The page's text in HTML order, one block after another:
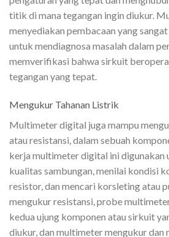
titik di mana tegangan ingin diukur.
menyediakan pembacaan yang
untuk mendiagnosa masalah dalam
memverifikasi bahwa sirkuit
tegangan yang tepat.
Mengukur Tahanan Listrik
Multimeter digital juga mampu
atau resistansi, dalam sebuah
kerja multimeter digital ini digunakan
kualitas sambungan, menilai kondisi
resistor, dan mencari korsleting atau
mengukur resistansi, probe
kedua ujung komponen atau sirkuit
diukur, dan multimeter mengukur dan